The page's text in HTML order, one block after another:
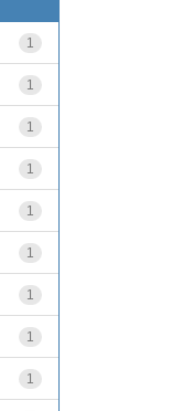
1
1
1
1
1
1
1
1
1